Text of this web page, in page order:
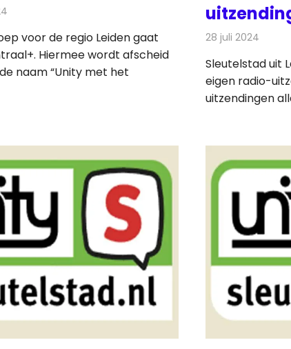
voor de regio Leiden gaat
Hiermee wordt afscheid
naam “Unity met het
28 juli 2024
Sleutelstad uit
eigen radio-
uitzendingen